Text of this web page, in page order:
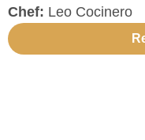
Chef: Leo Cocinero